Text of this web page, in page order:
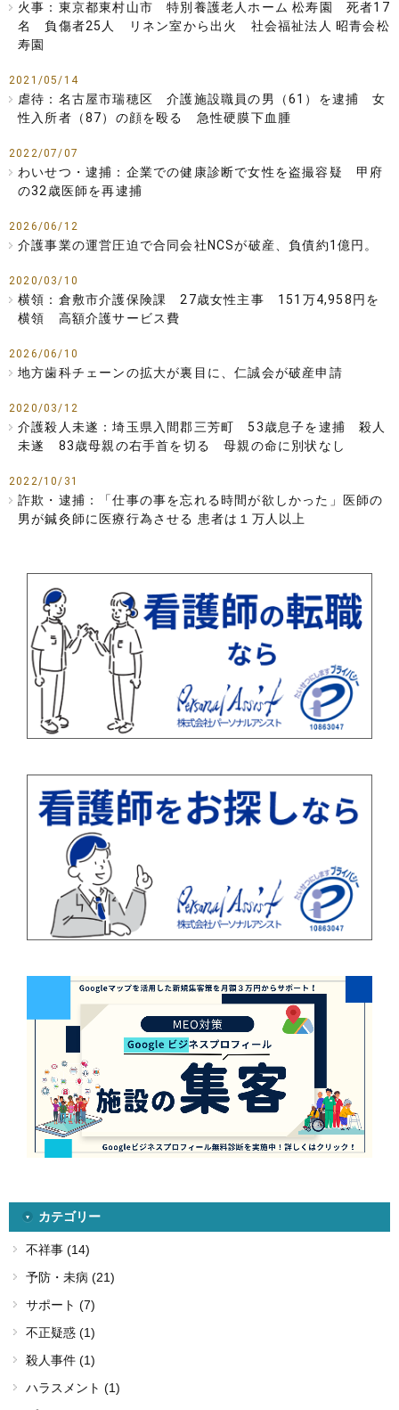
火事：東京都東村山市 特別養護老人ホーム 松寿園 死者17
名 負傷者25人 リネン室から出火 社会福祉法人 昭青会松
寿園
2021/05/14
虐待：名古屋市瑞穂区 介護施設職員の男（61）を逮捕 女
性入所者（87）の顔を殴る 急性硬膜下血腫
2022/07/07
わいせつ・逮捕：企業での健康診断で女性を盗撮容疑 甲府
の32歳医師を再逮捕
2026/06/12
介護事業の運営圧迫で合同会社NCSが破産、負債約1億円。
2020/03/10
横領：倉敷市介護保険課 27歳女性主事 151万4,958円を
横領 高額介護サービス費
2026/06/10
地方歯科チェーンの拡大が裏目に、仁誠会が破産申請
2020/03/12
介護殺人未遂：埼玉県入間郡三芳町 53歳息子を逮捕 殺人
未遂 83歳母親の右手首を切る 母親の命に別状なし
2022/10/31
詐欺・逮捕：「仕事の事を忘れる時間が欲しかった」医師の
男が鍼灸師に医療行為させる 患者は１万人以上
カテゴリー
不祥事 (14)
予防・未病 (21)
サポート (7)
不正疑惑 (1)
殺人事件 (1)
ハラスメント (1)